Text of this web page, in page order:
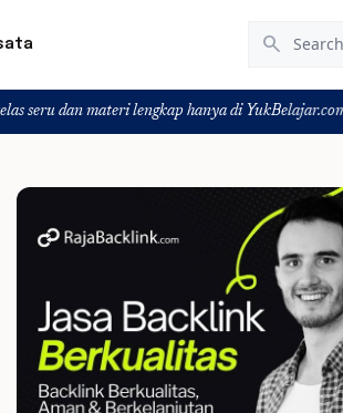
search
lengkap hanya di YukBelajar.com. Mulai